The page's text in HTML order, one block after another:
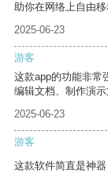
助你在网络上自由移
2025-06-23
游客
这款app的功能非常
编辑文档、制作演示
2025-06-23
游客
这款软件简直是神器